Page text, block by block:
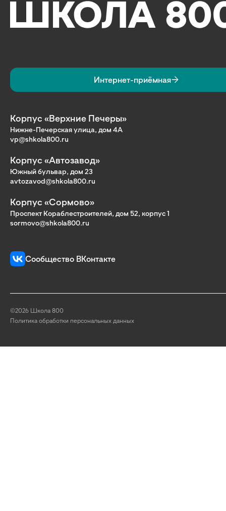
Интернет-приёмная
Корпус «Верхние Печеры»
Нижне-Печерская улица, дом 4А
vp@shkola800.ru
Корпус «Автозавод»
Южный бульвар, дом 23
avtozavod@shkola800.ru
Корпус «Сормово»
Проспект Кораблестроителей, дом 52, корпус 1
sormovo@shkola800.ru
Сообщество ВКонтакте
©2026 Школа 800
Политика обработки персональных данных